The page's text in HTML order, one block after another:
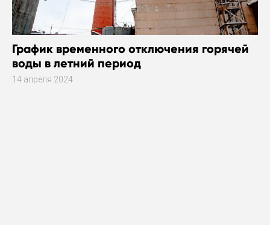
График временного отключения горячей
воды в летний период
14 апреля 2024